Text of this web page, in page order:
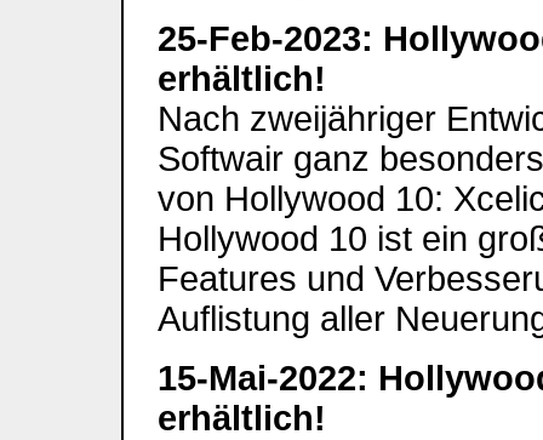
25-Feb-2023:
erhältlich!
Nach zweijähriger
Softwair ganz
von Hollywood 10:
Hollywood 10 ist ein
Features und
Auflistung aller
15-Mai-2022:
erhältlich!